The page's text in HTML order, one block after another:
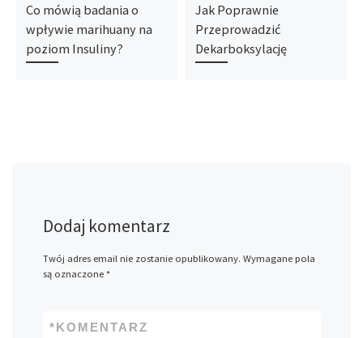
Co mówią badania o
wpływie marihuany na
poziom Insuliny?
Jak Poprawnie
Przeprowadzić
Dekarboksylację
Dodaj komentarz
Twój adres email nie zostanie opublikowany. Wymagane pola
są oznaczone *
KOMENTARZ
*